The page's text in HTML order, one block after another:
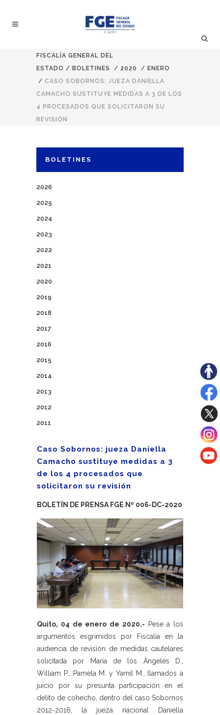
FISCALÍA GENERAL DEL
ESTADO / BOLETINES / 2020 / ENERO
/ CASO SOBORNOS: JUEZA DANIELLA
CAMACHO SUSTITUYE MEDIDAS A 3 DE LOS
4 PROCESADOS QUE SOLICITARON SU
REVISIÓN
BOLETINES
2026
2025
2024
2023
2022
2021
2020
2019
2018
2017
2016
2015
2014
2013
2012
2011
Caso Sobornos: jueza Daniella
Camacho sustituye medidas a 3
de los 4 procesados que
solicitaron su revisión
BOLETÍN DE PRENSA FGE Nº 006-DC-2020
Quito, 04 de enero de 2020.- Pese a los
argumentos esgrimidos por Fiscalía en la
audiencia de revisión de medidas cautelares
solicitada por María de los Ángeles D.,
William P., Pamela M. y Yamil M., llamados a
juicio por su presunta participación en el
delito de cohecho, dentro del caso Sobornos
2012-2016, la jueza nacional Daniella